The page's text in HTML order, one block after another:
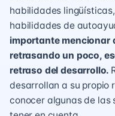
habilidades
habilidades de
importante mencionar
retrasando un poco,
retraso del desarrollo.
desarrollan a su propio
conocer algunas de las